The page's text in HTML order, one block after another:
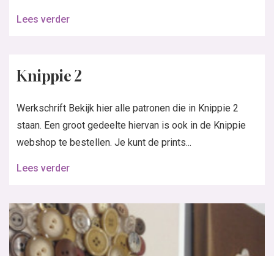
Lees verder
Knippie 2
Werkschrift Bekijk hier alle patronen die in Knippie 2
staan. Een groot gedeelte hiervan is ook in de Knippie
webshop te bestellen. Je kunt de prints...
Lees verder